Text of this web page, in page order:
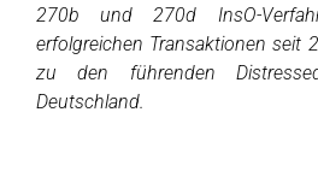
270b und 270d InsO-
erfolgreichen Transaktionen seit
zu den führenden
Deutschland.